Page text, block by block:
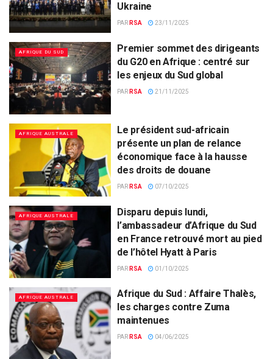
Ukraine
PAR RSA 23/11/2025
AFRIQUE DU SUD
Premier sommet des dirigeants
du G20 en Afrique : centré sur
les enjeux du Sud global
PAR RSA 21/11/2025
AFRIQUE AUSTRALE
Le président sud-africain
présente un plan de relance
économique face à la hausse
des droits de douane
PAR RSA 07/10/2025
AFRIQUE AUSTRALE
Disparu depuis lundi,
l’ambassadeur d’Afrique du Sud
en France retrouvé mort au pied
de l’hôtel Hyatt à Paris
PAR RSA 01/10/2025
AFRIQUE AUSTRALE
Afrique du Sud : Affaire Thalès,
les charges contre Zuma
maintenues
PAR RSA 04/06/2025